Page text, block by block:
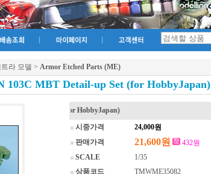
라 모델 > Armor Etched Parts (ME)
103C MBT Detail-up Set (for HobbyJapan)
시중가격
24,000원
판매가격
21,600원
432원
SCALE
1/35
상품코드
TMWME35082